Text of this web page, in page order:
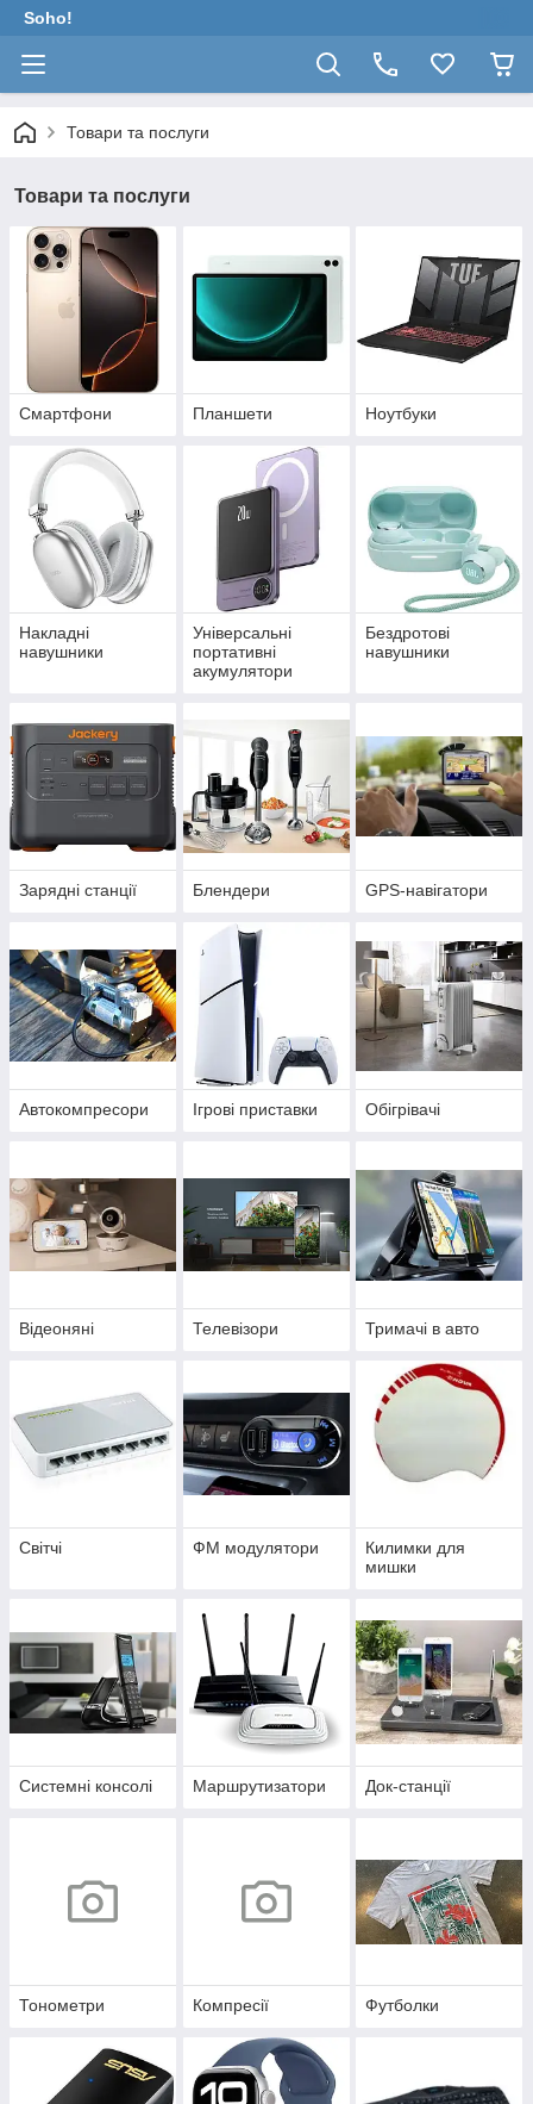
Soho!
Товари та послуги
Товари та послуги
Смартфони Планшети Ноутбуки
Накладні
навушники
Універсальні
портативні
акумулятори
Бездротові
навушники
Зарядні станції Блендери GPS-навігатори
Автокомпресори Ігрові приставки Обігрівачі
Відеоняні Телевізори Тримачі в авто
Світчі ФМ модулятори
Килимки для
мишки
Системні консолі Маршрутизатори Док-станції
Тонометри Компресії Футболки